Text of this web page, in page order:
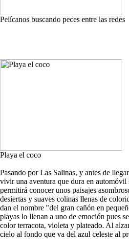
Pelícanos buscando peces entre las redes
Playa el coco
Pasando por Las Salinas, y antes de
vivir una aventura que dura en automóvil
permitirá conocer unos paisajes
desiertas y suaves colinas llenas de
dan el nombre "del gran cañón en
playas lo llenan a uno de emoción pues
color terracota, violeta y plateado. Al
cielo al fondo que va del azul celeste al